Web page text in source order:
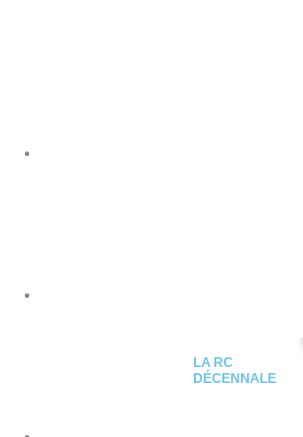
LA RC
DÉCENNALE